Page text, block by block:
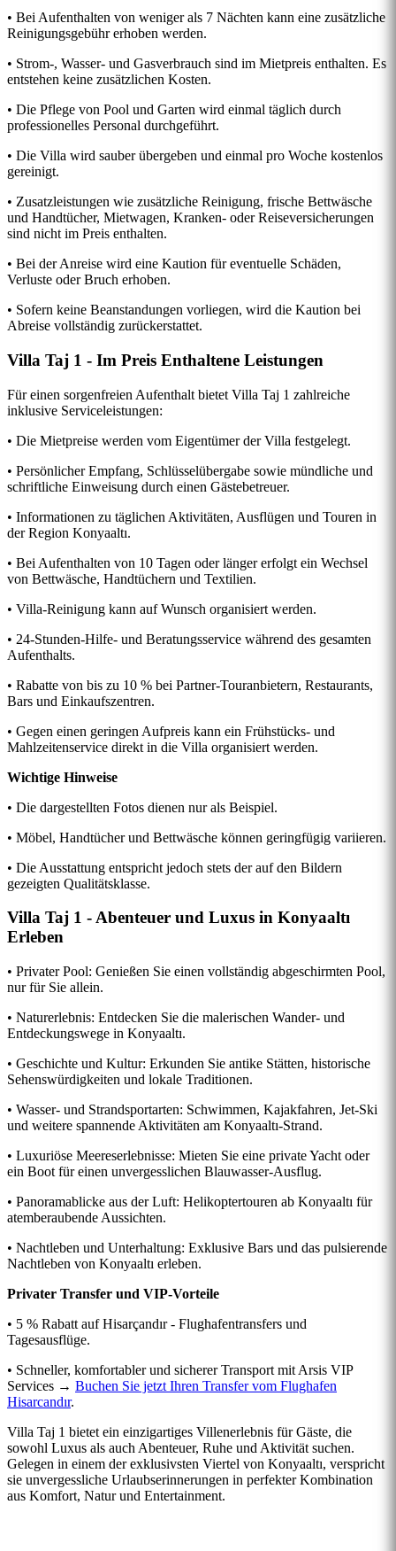
• Bei Aufenthalten von weniger als 7 Nächten kann eine zusätzliche
Reinigungsgebühr erhoben werden.
• Strom-, Wasser- und Gasverbrauch sind im Mietpreis enthalten. Es
entstehen keine zusätzlichen Kosten.
• Die Pflege von Pool und Garten wird einmal täglich durch
professionelles Personal durchgeführt.
• Die Villa wird sauber übergeben und einmal pro Woche kostenlos
gereinigt.
• Zusatzleistungen wie zusätzliche Reinigung, frische Bettwäsche
und Handtücher, Mietwagen, Kranken- oder Reiseversicherungen
sind nicht im Preis enthalten.
• Bei der Anreise wird eine Kaution für eventuelle Schäden,
Verluste oder Bruch erhoben.
• Sofern keine Beanstandungen vorliegen, wird die Kaution bei
Abreise vollständig zurückerstattet.
Villa Taj 1 - Im Preis Enthaltene Leistungen
Für einen sorgenfreien Aufenthalt bietet Villa Taj 1 zahlreiche
inklusive Serviceleistungen:
• Die Mietpreise werden vom Eigentümer der Villa festgelegt.
• Persönlicher Empfang, Schlüsselübergabe sowie mündliche und
schriftliche Einweisung durch einen Gästebetreuer.
• Informationen zu täglichen Aktivitäten, Ausflügen und Touren in
der Region Konyaaltı.
• Bei Aufenthalten von 10 Tagen oder länger erfolgt ein Wechsel
von Bettwäsche, Handtüchern und Textilien.
• Villa-Reinigung kann auf Wunsch organisiert werden.
• 24-Stunden-Hilfe- und Beratungsservice während des gesamten
Aufenthalts.
• Rabatte von bis zu 10 % bei Partner-Touranbietern, Restaurants,
Bars und Einkaufszentren.
• Gegen einen geringen Aufpreis kann ein Frühstücks- und
Mahlzeitenservice direkt in die Villa organisiert werden.
Wichtige Hinweise
• Die dargestellten Fotos dienen nur als Beispiel.
• Möbel, Handtücher und Bettwäsche können geringfügig variieren.
• Die Ausstattung entspricht jedoch stets der auf den Bildern
gezeigten Qualitätsklasse.
Villa Taj 1 - Abenteuer und Luxus in Konyaaltı
Erleben
• Privater Pool: Genießen Sie einen vollständig abgeschirmten Pool,
nur für Sie allein.
• Naturerlebnis: Entdecken Sie die malerischen Wander- und
Entdeckungswege in Konyaaltı.
• Geschichte und Kultur: Erkunden Sie antike Stätten, historische
Sehenswürdigkeiten und lokale Traditionen.
• Wasser- und Strandsportarten: Schwimmen, Kajakfahren, Jet-Ski
und weitere spannende Aktivitäten am Konyaaltı-Strand.
• Luxuriöse Meereserlebnisse: Mieten Sie eine private Yacht oder
ein Boot für einen unvergesslichen Blauwasser-Ausflug.
• Panoramablicke aus der Luft: Helikoptertouren ab Konyaaltı für
atemberaubende Aussichten.
• Nachtleben und Unterhaltung: Exklusive Bars und das pulsierende
Nachtleben von Konyaaltı erleben.
Privater Transfer und VIP-Vorteile
• 5 % Rabatt auf Hisarçandır - Flughafentransfers und
Tagesausflüge.
• Schneller, komfortabler und sicherer Transport mit Arsis VIP
Services → Buchen Sie jetzt Ihren Transfer vom Flughafen
Hisarcandır.
Villa Taj 1 bietet ein einzigartiges Villenerlebnis für Gäste, die
sowohl Luxus als auch Abenteuer, Ruhe und Aktivität suchen.
Gelegen in einem der exklusivsten Viertel von Konyaaltı, verspricht
sie unvergessliche Urlaubserinnerungen in perfekter Kombination
aus Komfort, Natur und Entertainment.